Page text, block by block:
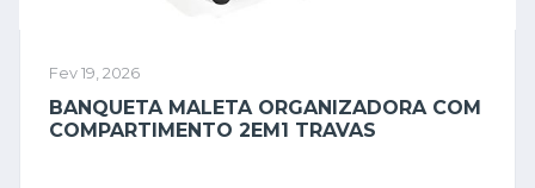
Fev 19, 2026
BANQUETA MALETA ORGANIZADORA COM
COMPARTIMENTO 2EM1 TRAVAS